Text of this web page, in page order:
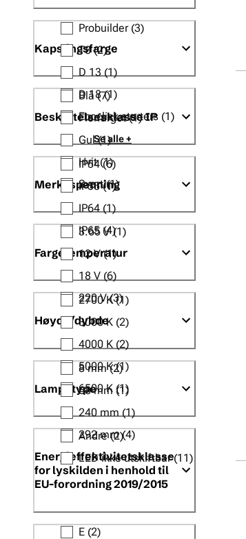
Probuilder (3)
T8(2)
D 13(1)
D 18(1)
Ecoclick starters (1)
Se alle +
Kapslingsfarge
Blå(7)
Flerfarget(1)
Gul(1)
Hvit(1)
Svart(1)
Beskyttelsesklasse IP
IP54(6)
IP55(1)
IP64(1)
IP65 (4)
Merkespenning
3.65 V(1)
12 V(1)
18 V (6)
220 V(3)
Fargetemperatur
2700 K(1)
3000 K (2)
4000 K (2)
5000 K(1)
6500 K (1)
Høyde/dybde
8 mm(2)
68 mm (1)
240 mm (1)
292 mm(4)
Lampetype
Andre(2)
LED ikke utskiftbar(11)
Energieffektivitetsklasse
for lyskilden i henhold til
EU-forordning 2019/2015
E (2)